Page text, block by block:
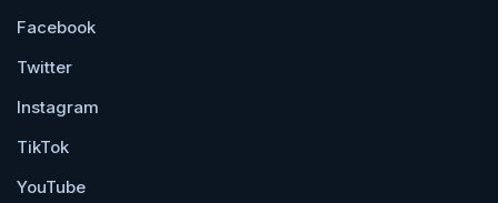
Facebook
Twitter
Instagram
TikTok
YouTube